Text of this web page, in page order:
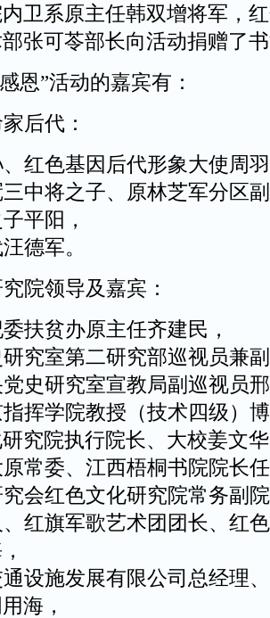
卫系原主任韩双增将军，
张可苓部长向活动捐赠了
恩”活动的嘉宾有：
后代：
红色基因后代形象大使周
中将之子、原林芝军分区
平阳，
德军。
院领导及嘉宾：
扶贫办原主任齐建民，
究室第二研究部巡视员兼
史研究室宣教局副巡视员
挥学院教授（技术四级）
究院执行院长、大校姜文
常委、江西梧桐书院院长
会红色文化研究院常务副
红旗军歌艺术团团长、红
设施发展有限公司总经理
海，